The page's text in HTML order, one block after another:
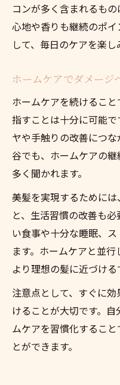
コンが多く含まれるも
心地や香りも継続のポ
して、毎日のケアを楽し
ホームケアでダメージ
ホームケアを続けるこ
指すことは十分に可能
ヤや手触りの改善につ
谷でも、ホームケアの
多く聞かれます。
美髪を実現するために
と、生活習慣の改善も
い食事や十分な睡眠、
ます。ホームケアと並行
より理想の髪に近づける
注意点として、すぐに
けることが大切です。
ムケアを習慣化するこ
とができます。